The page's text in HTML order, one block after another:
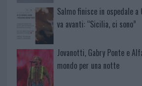
Salmo finisce in ospedale
va avanti: “Sicilia, ci sono”
Jovanotti, Gabry Ponte e
mondo per una notte